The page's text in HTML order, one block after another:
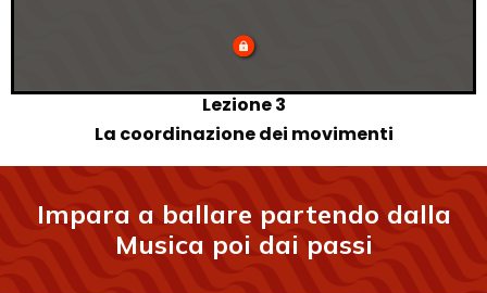
Lezione 3
La coordinazione dei movimenti
Impara a ballare partendo dalla
Musica poi dai passi